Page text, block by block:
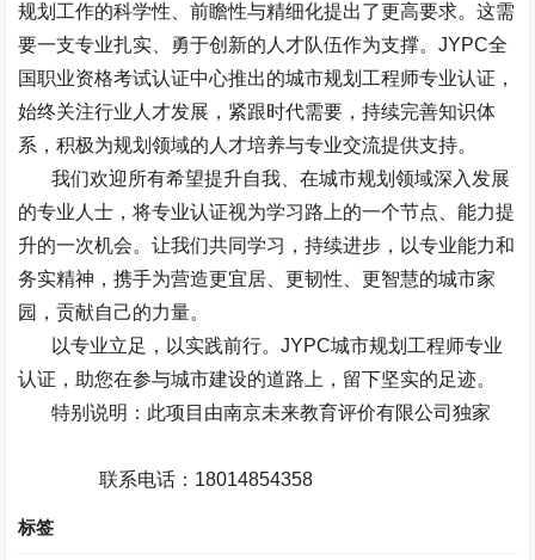
规划工作的科学性、前瞻性与精细化提出了更高要求。这需
要一支专业扎实、勇于创新的人才队伍作为支撑。JYPC全
国职业资格考试认证中心推出的城市规划工程师专业认证，
始终关注行业人才发展，紧跟时代需要，持续完善知识体
系，积极为规划领域的人才培养与专业交流提供支持。
我们欢迎所有希望提升自我、在城市规划领域深入发展
的专业人士，将专业认证视为学习路上的一个节点、能力提
升的一次机会。让我们共同学习，持续进步，以专业能力和
务实精神，携手为营造更宜居、更韧性、更智慧的城市家
园，贡献自己的力量。
以专业立足，以实践前行。JYPC城市规划工程师专业
认证，助您在参与城市建设的道路上，留下坚实的足迹。
特别说明：此项目由南京未来教育评价有限公司独家
联系电话： 18014854358
标签